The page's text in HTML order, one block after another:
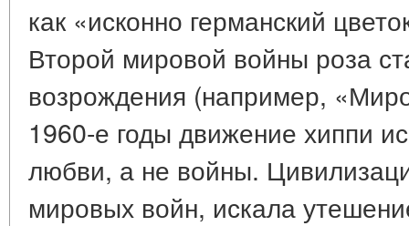
как «исконно германский
Второй мировой войны роза
возрождения (например,
1960-е годы движение хиппи
любви, а не войны.
мировых войн, искала